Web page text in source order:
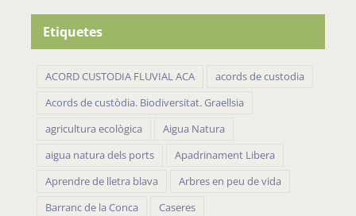
Etiquetes
ACORD CUSTODIA FLUVIAL ACA
acords de custodia
Acords de custòdia. Biodiversitat. Graellsia
agricultura ecològica
Aigua Natura
aigua natura dels ports
Apadrinament Libera
Aprendre de lletra blava
Arbres en peu de vida
Barranc de la Conca
Caseres